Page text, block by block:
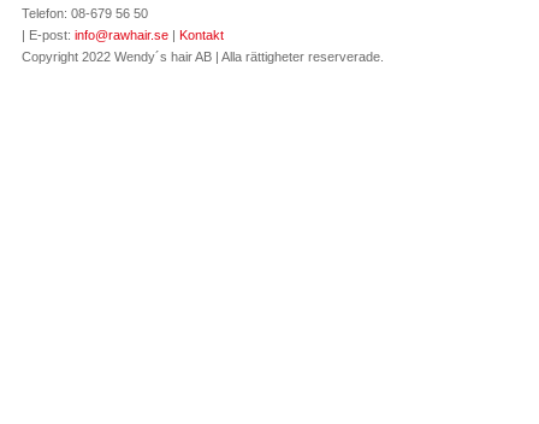
Telefon: 08-679 56 50
| E-post: info@rawhair.se | Kontakt
Copyright 2022 Wendy´s hair AB | Alla rättigheter reserverade.